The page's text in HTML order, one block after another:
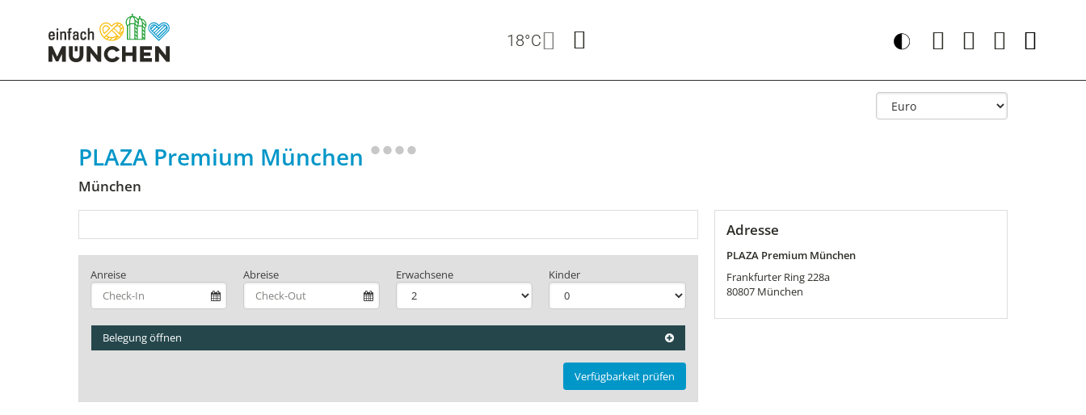
18°C
PLAZA Premium München
München
Anreise Abreise Erwachsene Kinder
Belegung öffnen
Verfügbarkeit prüfen
Adresse
PLAZA Premium München
Frankfurter Ring 228a
80807 München